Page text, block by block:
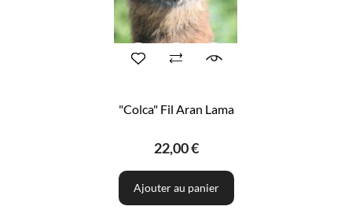
"Colca" Fil Aran Lama
22,00 €
Ajouter au panier